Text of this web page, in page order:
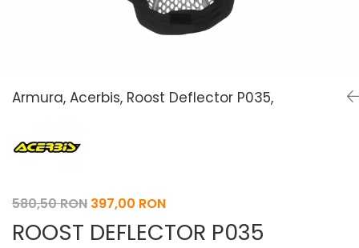
Uleiuri si Lubrifianti
Suspensii
Tuning
Armura, Acerbis, Roost Deflector P035,
580,50 RON 397,00 RON
ROOST DEFLECTOR P035